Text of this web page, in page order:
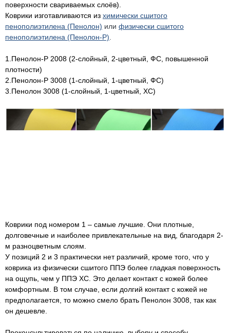
поверхности свариваемых слоёв).
Коврики изготавливаются из химически сшитого
пенополиэтилена (Пенолон) или физически сшитого
пенополиэтилена (Пенолон-Р)
1.Пенолон-Р 2008 (2-слойный, 2-цветный, ФС, повышенной
плотности)
2.Пенолон-Р 3008 (1-слойный, 1-цветный, ФС)
3.Пенолон 3008 (1-слойный, 1-цветный, ХС)
Коврики под номером 1 – самые лучшие. Они плотные,
долговечные и наиболее привлекательные на вид, благодаря 2-
м разноцветным слоям.
У позиций 2 и 3 практически нет различий, кроме того, что у
коврика из физически сшитого ППЭ более гладкая поверхность
на ощупь, чем у ППЭ ХС. Это делает контакт с кожей более
комфортным. В том случае, если долгий контакт с кожей не
предполагается, то можно смело брать Пенолон 3008, так как
он дешевле.